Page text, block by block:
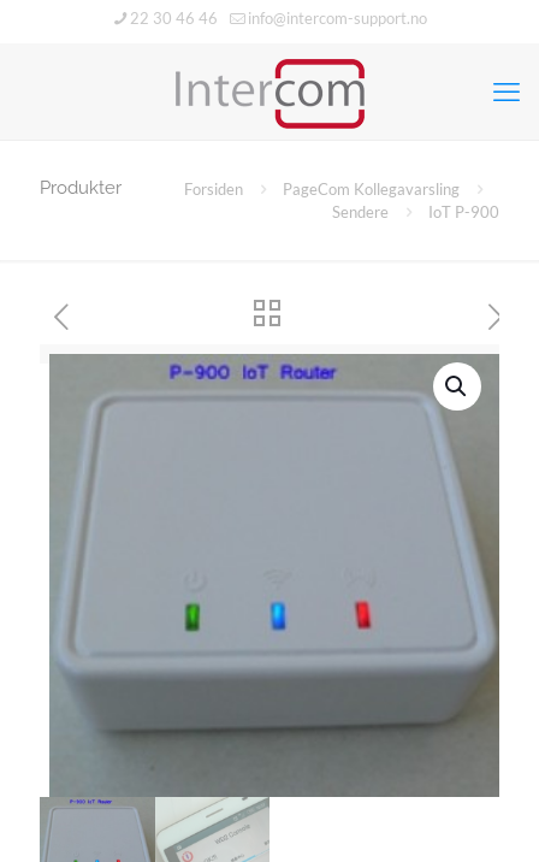
22 30 46 46 info@intercom-support.no
Produkter Forsiden
PageCom Kollegavarsling
Sendere
IoT P-900